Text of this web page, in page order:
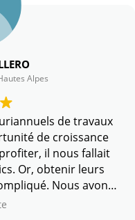
Alpes
de travaux
de croissance
il nous fallait
Or, obtenir leurs
Nous avons
nous a fourni en